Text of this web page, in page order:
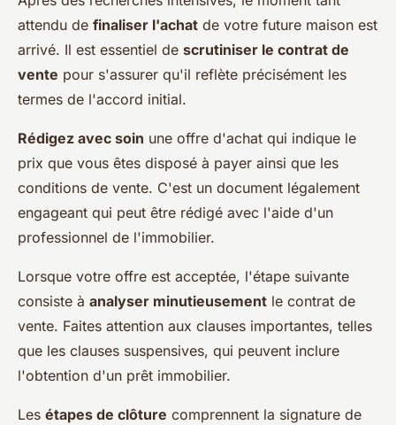
attendu de finaliser l'achat de votre future maison est
arrivé. Il est essentiel de scrutiniser le contrat de
vente pour s'assurer qu'il reflète précisément les
termes de l'accord initial.
Rédigez avec soin une offre d'achat qui indique le
prix que vous êtes disposé à payer ainsi que les
conditions de vente. C'est un document légalement
engageant qui peut être rédigé avec l'aide d'un
professionnel de l'immobilier.
Lorsque votre offre est acceptée, l'étape suivante
consiste à analyser minutieusement le contrat de
vente. Faites attention aux clauses importantes, telles
que les clauses suspensives, qui peuvent inclure
l'obtention d'un prêt immobilier.
Les étapes de clôture comprennent la signature de